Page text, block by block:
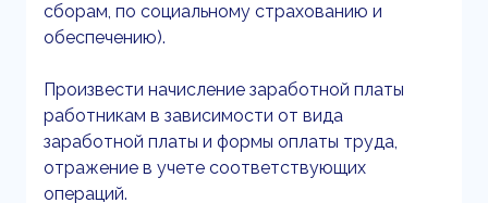
сборам, по социальному страхованию и
обеспечению).
Произвести начисление заработной платы
работникам в зависимости от вида
заработной платы и формы оплаты труда,
отражение в учете соответствующих
операций.